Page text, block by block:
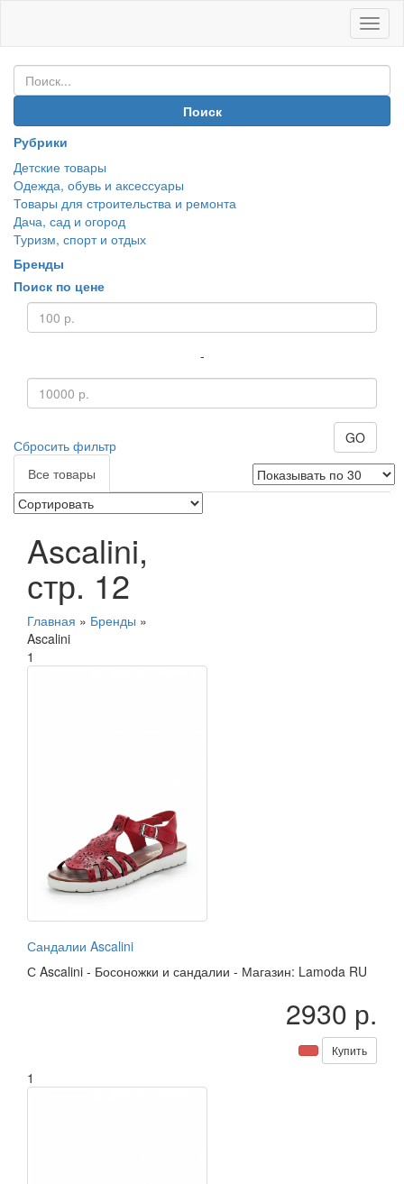
Поиск
Рубрики
Детские товары
Одежда, обувь и аксессуары
Товары для строительства и ремонта
Дача, сад и огород
Туризм, спорт и отдых
Бренды
Поиск по цене
-
GO
Сбросить фильтр
Все товары
Ascalini,
стр. 12
Главная » Бренды »
Ascalini
1
Сандалии Ascalini
С Ascalini - Босоножки и сандалии - Магазин: Lamoda RU
2930 р.
Купить
1